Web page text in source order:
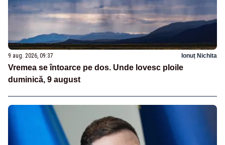
9 aug. 2026, 09:37 Ionuț Nichita
Vremea se întoarce pe dos. Unde lovesc ploile
duminică, 9 august